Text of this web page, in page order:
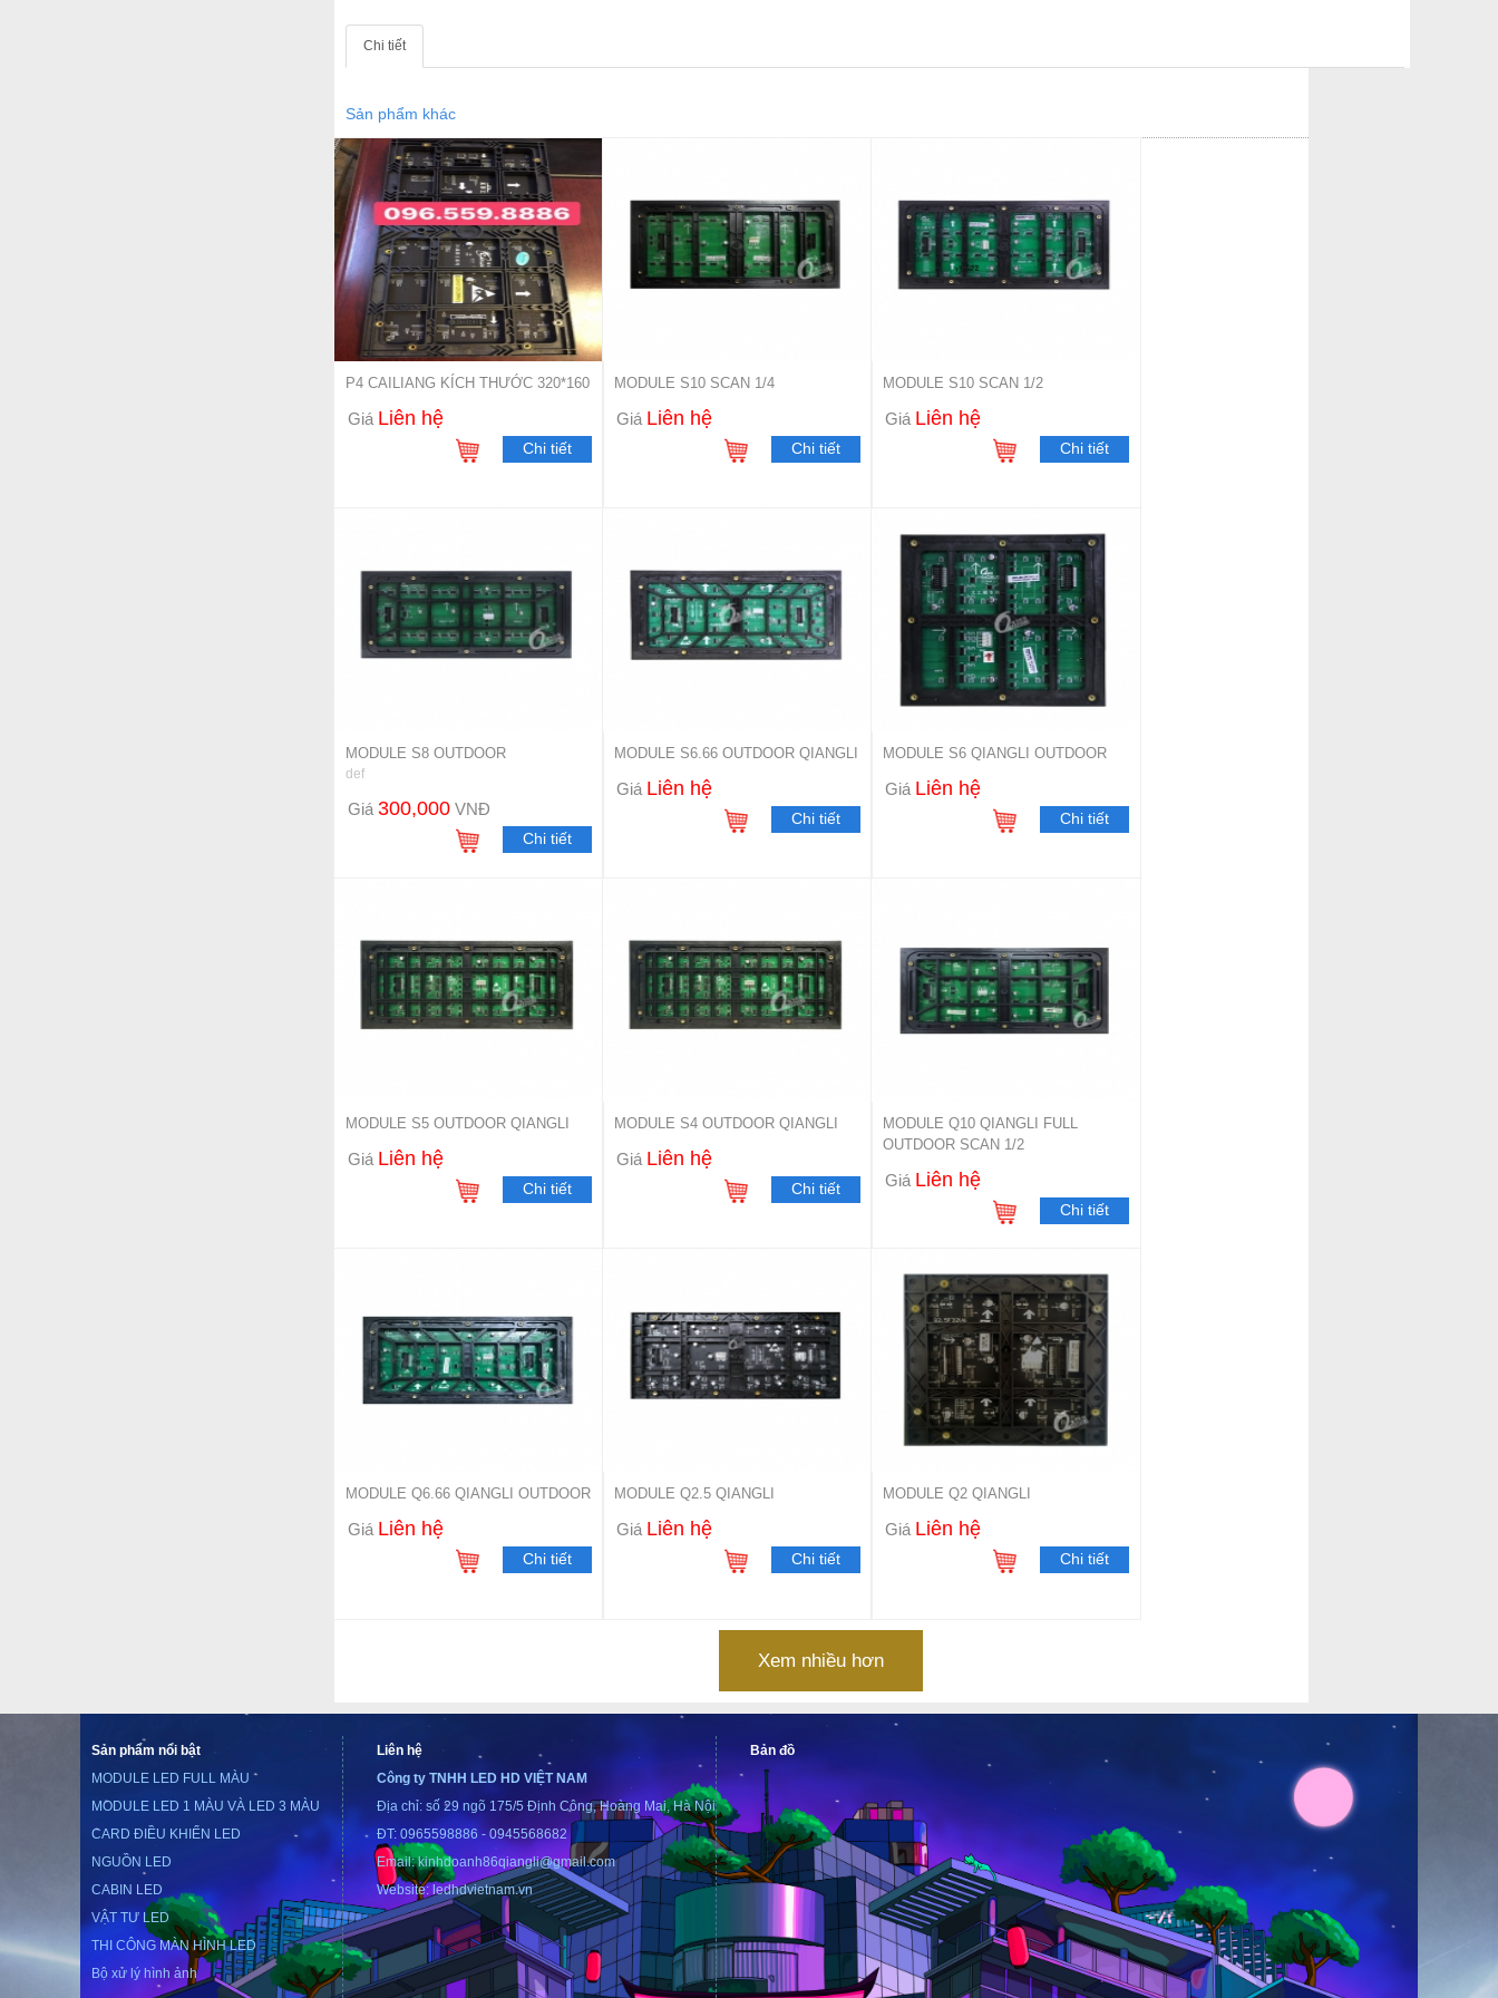
Chi tiết
Sản phẩm khác
P4 CAILIANG KÍCH THƯỚC 320*160
Giá Liên hệ
Chi tiết
MODULE S10 SCAN 1/4
Giá Liên hệ
Chi tiết
MODULE S10 SCAN 1/2
Giá Liên hệ
Chi tiết
MODULE S8 OUTDOOR
def
Giá 300,000 VNĐ
Chi tiết
MODULE S6.66 OUTDOOR QIANGLI
Giá Liên hệ
Chi tiết
MODULE S6 QIANGLI OUTDOOR
Giá Liên hệ
Chi tiết
MODULE S5 OUTDOOR QIANGLI
Giá Liên hệ
Chi tiết
MODULE S4 OUTDOOR QIANGLI
Giá Liên hệ
Chi tiết
MODULE Q10 QIANGLI FULL
OUTDOOR SCAN 1/2
Giá Liên hệ
Chi tiết
MODULE Q6.66 QIANGLI OUTDOOR
Giá Liên hệ
Chi tiết
MODULE Q2.5 QIANGLI
Giá Liên hệ
Chi tiết
MODULE Q2 QIANGLI
Giá Liên hệ
Chi tiết
Xem nhiều hơn
Sản phẩm nổi bật
MODULE LED FULL MÀU
MODULE LED 1 MÀU VÀ LED 3 MÀU
CARD ĐIỀU KHIỂN LED
NGUỒN LED
CABIN LED
VẬT TƯ LED
THI CÔNG MÀN HÌNH LED
Bộ xử lý hình ảnh
Liên hệ
Công ty TNHH LED HD VIỆT NAM
Địa chỉ: số 29 ngõ 175/5 Định Công, Hoàng Mai, Hà Nội
ĐT: 0965598886 - 0945568682
Email: kinhdoanh86qiangli@gmail.com
Website: ledhdvietnam.vn
Bản đồ